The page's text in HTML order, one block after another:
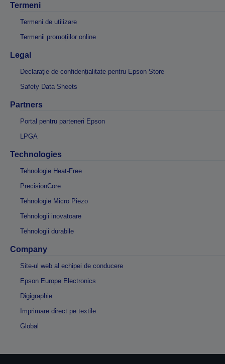
Termeni
Termeni de utilizare
Termenii promoțiilor online
Legal
Declarație de confidențialitate pentru Epson Store
Safety Data Sheets
Partners
Portal pentru parteneri Epson
LPGA
Technologies
Tehnologie Heat-Free
PrecisionCore
Tehnologie Micro Piezo
Tehnologii inovatoare
Tehnologii durabile
Company
Site-ul web al echipei de conducere
Epson Europe Electronics
Digigraphie
Imprimare direct pe textile
Global